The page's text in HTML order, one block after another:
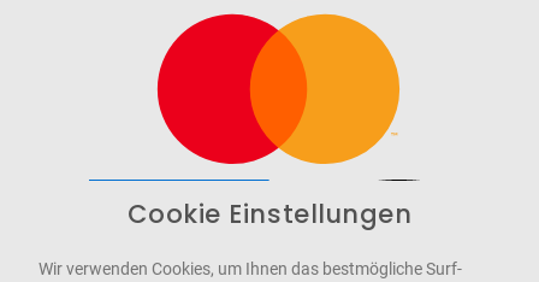
WCAG-2.1-AA
Cookie Einstellungen
Wir verwenden Cookies, um Ihnen das bestmögliche Surf-